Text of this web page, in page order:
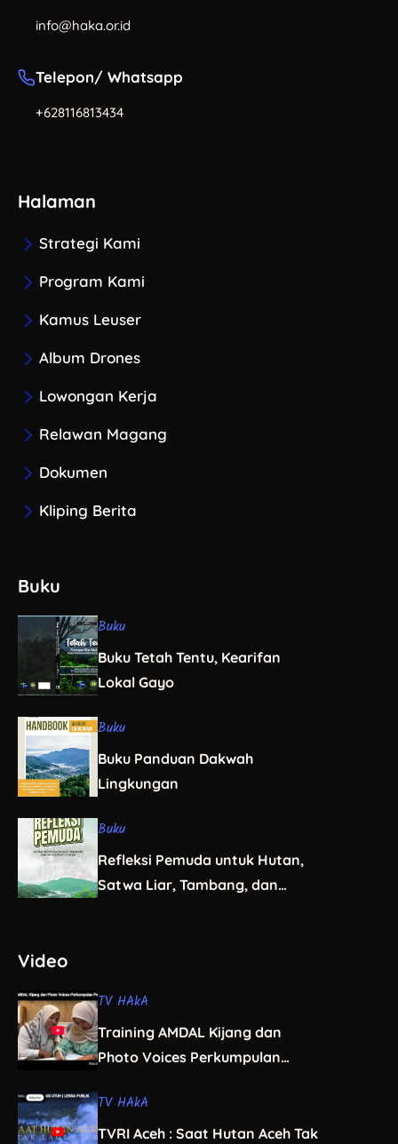
info@haka.or.id
Telepon/ Whatsapp
+628116813434
Halaman
Strategi Kami
Program Kami
Kamus Leuser
Album Drones
Lowongan Kerja
Relawan Magang
Dokumen
Kliping Berita
Buku
Buku
Buku Tetah Tentu, Kearifan
Lokal Gayo
Buku
Buku Panduan Dakwah
Lingkungan
Buku
Refleksi Pemuda untuk Hutan,
Satwa Liar, Tambang, dan
Video
TV HAkA
Training AMDAL Kijang dan
Photo Voices Perkumpulan
TV HAkA
TVRI Aceh : Saat Hutan Aceh Tak